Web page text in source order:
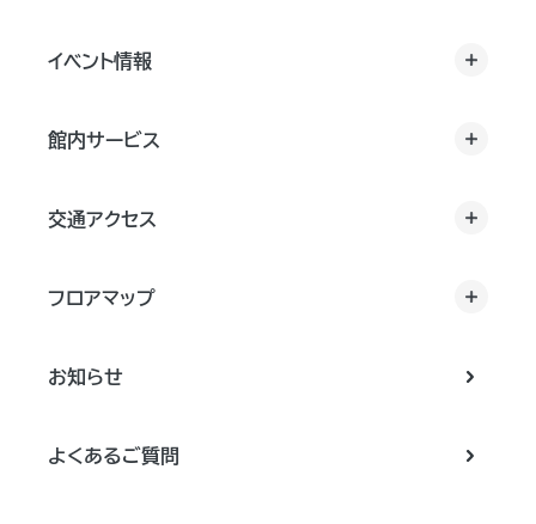
イベント情報
館内サービス
交通アクセス
フロアマップ
お知らせ
よくあるご質問